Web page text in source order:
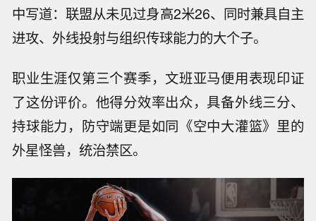
中写道：联盟从未见过身高2米26、同时兼具自主
进攻、外线投射与组织传球能力的大个子。
职业生涯仅第三个赛季，文班亚马便用表现印证
了这份评价。他得分效率出众，具备外线三分、
持球能力，防守端更是如同《空中大灌篮》里的
外星怪兽，统治禁区。